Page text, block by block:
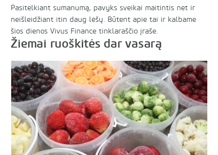
Pasitelkiant sumanumą, pavyks sveikai maitintis net ir
neišleidžiant itin daug lėšų. Būtent apie tai ir kalbame
šios dienos Vivus Finance tinklaraščio įraše.
Žiemai ruoškitės dar vasarą